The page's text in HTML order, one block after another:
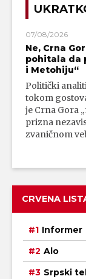
07/08/2026
Ne, Crna
pohitala da
i Metohiju“
Politički
tokom
je Crna Gora
prizna
zvaničnom
CRVENA
Informer
Alo
Srpski